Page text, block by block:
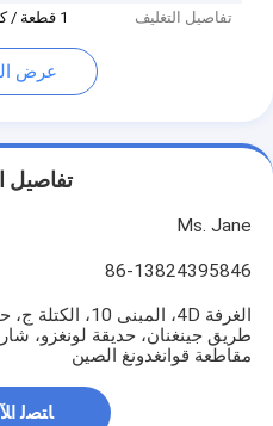
تفاصيل التغليف
1 قطعة / كيس البولي ايثيلين
عرض
تفاصيل
Ms. Jane
86-13824395846
طريق جينغنان، حديقة لونغزو،
مقاطعة قوانغدونغ الصين
ﺎﺘﺼﻟ